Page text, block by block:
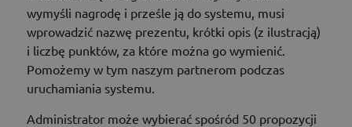
wymyśli nagrodę i prześle ją do systemu, musi
wprowadzić nazwę prezentu, krótki opis (z ilustracją)
i liczbę punktów, za które można go wymienić.
Pomożemy w tym naszym partnerom podczas
uruchamiania systemu.
Administrator może wybierać spośród 50 propozycji